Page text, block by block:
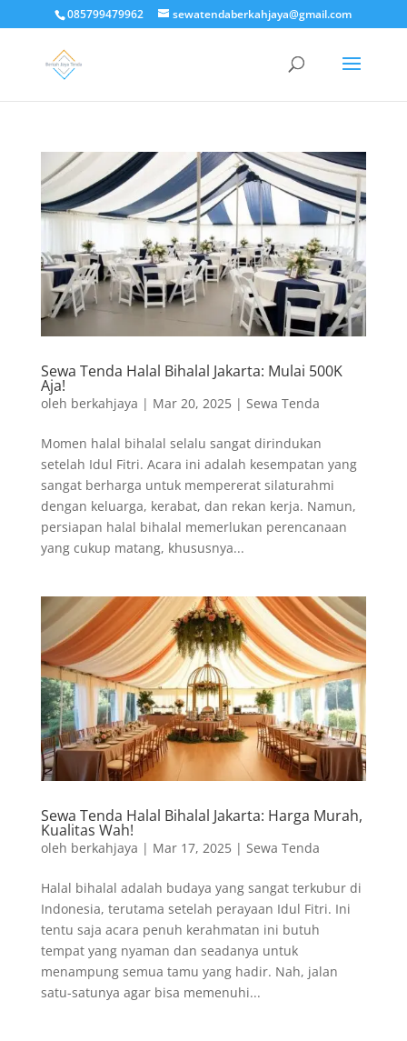
085799479962 sewatendaberkahjaya@gmail.com
Sewa Tenda Halal Bihalal Jakarta: Mulai 500K
Aja!
oleh berkahjaya | Mar 20, 2025| Sewa Tenda
Momen halal bihalal selalu sangat dirindukan
setelah Idul Fitri. Acara ini adalah kesempatan yang
sangat berharga untuk mempererat silaturahmi
dengan keluarga, kerabat, dan rekan kerja. Namun,
persiapan halal bihalal memerlukan perencanaan
yang cukup matang, khususnya...
Sewa Tenda Halal Bihalal Jakarta: Harga Murah,
Kualitas Wah!
oleh berkahjaya | Mar 17, 2025| Sewa Tenda
Halal bihalal adalah budaya yang sangat terkubur di
Indonesia, terutama setelah perayaan Idul Fitri. Ini
tentu saja acara penuh kerahmatan ini butuh
tempat yang nyaman dan seadanya untuk
menampung semua tamu yang hadir. Nah, jalan
satu-satunya agar bisa memenuhi...